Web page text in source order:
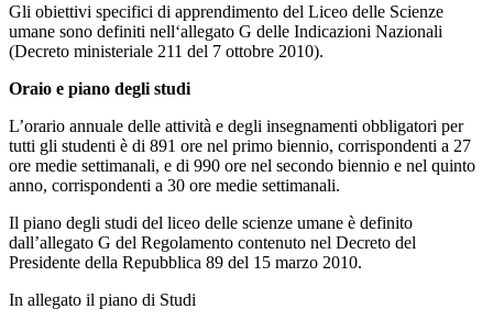
Gli obiettivi specifici di apprendimento del Liceo delle Scienze
umane sono definiti nell‘allegato G delle Indicazioni Nazionali
(Decreto ministeriale 211 del 7 ottobre 2010).
Oraio e piano degli studi
L’orario annuale delle attività e degli insegnamenti obbligatori per
tutti gli studenti è di 891 ore nel primo biennio, corrispondenti a 27
ore medie settimanali, e di 990 ore nel secondo biennio e nel quinto
anno, corrispondenti a 30 ore medie settimanali.
Il piano degli studi del liceo delle scienze umane è definito
dall’allegato G del Regolamento contenuto nel Decreto del
Presidente della Repubblica 89 del 15 marzo 2010.
In allegato il piano di Studi